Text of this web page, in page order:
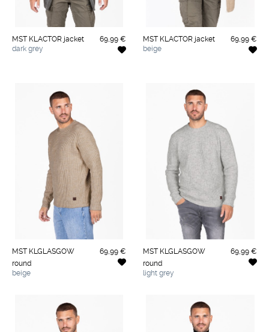
MST KLACTOR jacket
dark grey
69,99 €
MST KLACTOR jacket
beige
69,99 €
MST KLGLASGOW
round
beige
69,99 €
MST KLGLASGOW
round
light grey
69,99 €